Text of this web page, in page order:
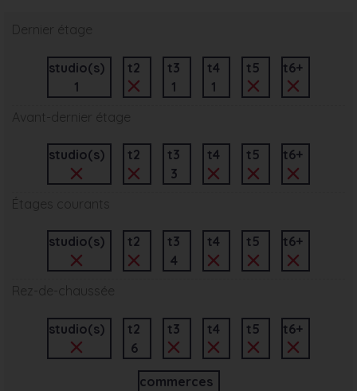
Dernier étage
studio(s)
1
t2
t3
1
t4
1
t5 t6+
Avant-dernier étage
studio(s) t2
t3
3
t4 t5 t6+
Étages courants
studio(s) t2
t3
4
t4 t5 t6+
Rez-de-chaussée
studio(s)
t2
6
t3 t4 t5 t6+
commerces